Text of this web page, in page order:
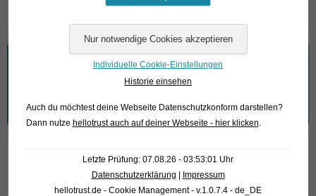
Wonach suchen Sie?
Wir nehmen den Datenschutz ernst!
Individuelle Cookie-Einstellungen
Historie einsehen
Auch du möchtest deine Webseite Datenschutzkonform darstellen?
Dann nutze hellotrust auch auf deiner Webseite - hier klicken.
Letzte Prüfung: 07.08.26 - 03:53:01 Uhr
Datenschutzerklärung
Impressum
hellotrust.de - Cookie Management - v.1.0.7.4 - de_DE